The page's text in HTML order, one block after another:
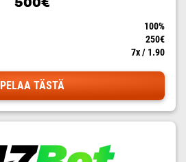
100%
250€
7x / 1.90
PELAA TÄSTÄ